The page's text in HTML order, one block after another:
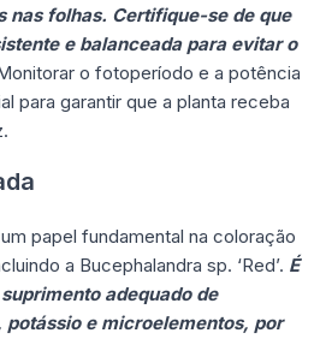
nas folhas. Certifique-se de que
e balanceada para evitar o
o fotoperíodo e a potência
para garantir que a planta receba
papel fundamental na coloração
a Bucephalandra sp. ‘Red’. É
adequado de
e microelementos, por